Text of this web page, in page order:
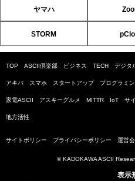
ヤマハ
STORM
TOP ASCII倶楽部 ビジネス TECH デジタ
アキバ スマホ スタートアップ プログラミ
家電ASCII アスキーグルメ MITTR IoT サ
地方活性
サイトポリシー プライバシーポリシー 運営
© KADOKAWA ASCII
表示